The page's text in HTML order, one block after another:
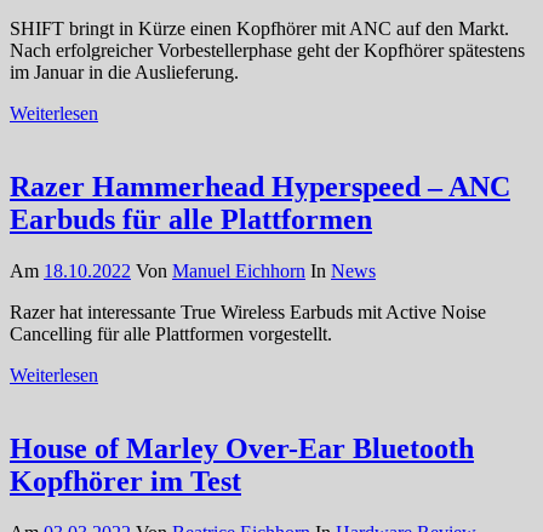
SHIFT bringt in Kürze einen Kopfhörer mit ANC auf den Markt.
Nach erfolgreicher Vorbestellerphase geht der Kopfhörer spätestens
im Januar in die Auslieferung.
Weiterlesen
Razer Hammerhead Hyperspeed – ANC
Earbuds für alle Plattformen
Am 18.10.2022 Von Manuel Eichhorn In News
Razer hat interessante True Wireless Earbuds mit Active Noise
Cancelling für alle Plattformen vorgestellt.
Weiterlesen
House of Marley Over-Ear Bluetooth
Kopfhörer im Test